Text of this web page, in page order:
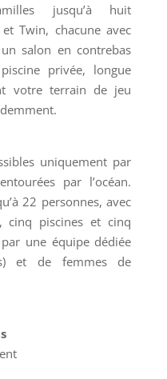
jusqu’à huit
Twin, chacune avec
salon en contrebas
privée, longue
votre terrain de jeu
uniquement par
par l’océan.
22 personnes, avec
cinq piscines et cinq
une équipe dédiée
et de femmes de